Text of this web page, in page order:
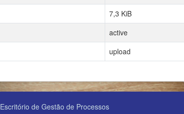
7,3 KiB
active
upload
Escritório de Gestão de Processos